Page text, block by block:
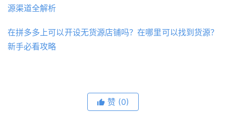
源渠道全解析
在拼多多上可以开设无货源店铺吗？在哪里可以找到货源？
新手必看攻略
赞 (0)